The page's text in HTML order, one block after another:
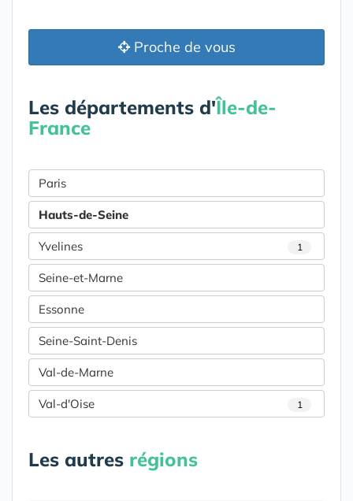
Proche de vous
Les départements d'Île-de-
France
Paris
Hauts-de-Seine
Yvelines 1
Seine-et-Marne
Essonne
Seine-Saint-Denis
Val-de-Marne
Val-d'Oise 1
Les autres régions